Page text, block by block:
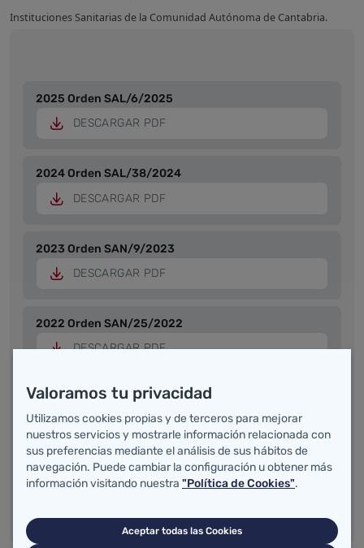
Instituciones Sanitarias de la Comunidad Autónoma de Cantabria.
2025 Orden SAL/6/2025
DESCARGAR PDF
2024 Orden SAL/38/2024
DESCARGAR PDF
2023 Orden SAN/9/2023
DESCARGAR PDF
2022 Orden SAN/25/2022
DESCARGAR PDF
2021 Orden SAN/26/2021
DESCARGAR PDF
2020 Orden SAN/36/2020
Valoramos tu privacidad
Utilizamos cookies propias y de terceros para mejorar
nuestros servicios y mostrarle información relacionada con
sus preferencias mediante el análisis de sus hábitos de
navegación. Puede cambiar la configuración u obtener más
información visitando nuestra "Política de Cookies".
Aceptar todas las Cookies